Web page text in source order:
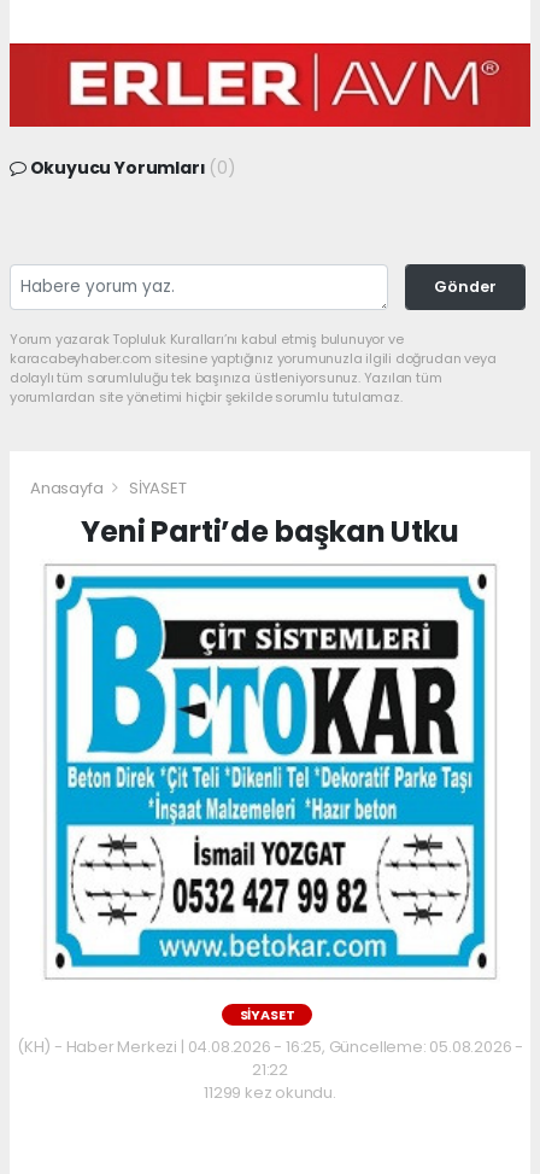
Okuyucu Yorumları (0)
Gönder
Yorum yazarak Topluluk Kuralları’nı kabul etmiş bulunuyor ve
karacabeyhaber.com sitesine yaptığınız yorumunuzla ilgili doğrudan veya
dolaylı tüm sorumluluğu tek başınıza üstleniyorsunuz. Yazılan tüm
yorumlardan site yönetimi hiçbir şekilde sorumlu tutulamaz.
Anasayfa SİYASET
Yeni Parti’de başkan Utku
SİYASET
(KH) - Haber Merkezi | 04.08.2026 - 16:25, Güncelleme: 05.08.2026 -
21:22
11299 kez okundu.